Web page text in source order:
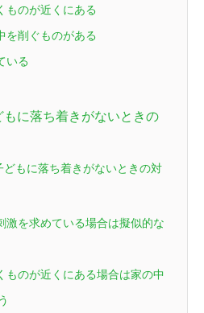
ものが近くにある
を削ぐものがある
いる
に落ち着きがないときの
どもに落ち着きがないときの対
激を求めている場合は擬似的な
ものが近くにある場合は家の中